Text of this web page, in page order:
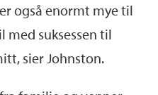
også enormt mye til
suksessen til
sier Johnston.